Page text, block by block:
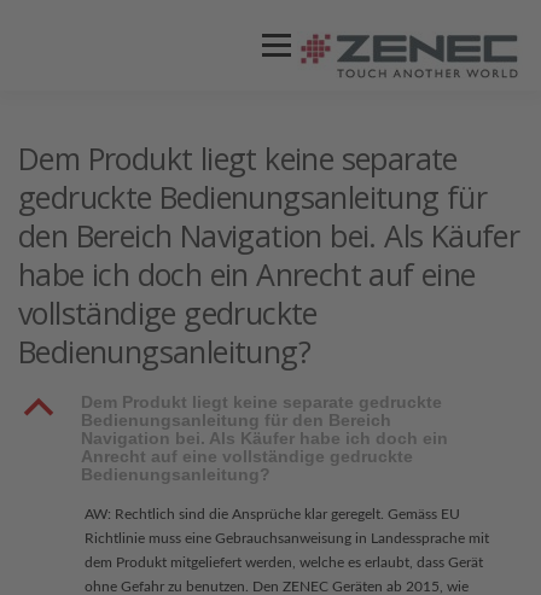
Menü
STORES / HÄNDLER SUPPORT
Dem Produkt liegt keine separate
gedruckte Bedienungsanleitung für
den Bereich Navigation bei. Als Käufer
habe ich doch ein Anrecht auf eine
vollständige gedruckte
Bedienungsanleitung?
B
Dem Produkt liegt keine separate gedruckte
Bedienungsanleitung für den Bereich
Navigation bei. Als Käufer habe ich doch ein
Anrecht auf eine vollständige gedruckte
Bedienungsanleitung?
AW: Rechtlich sind die Ansprüche klar geregelt. Gemäss EU
Richtlinie muss eine Gebrauchsanweisung in Landessprache mit
dem Produkt mitgeliefert werden, welche es erlaubt, dass Gerät
ohne Gefahr zu benutzen. Den ZENEC Geräten ab 2015, wie